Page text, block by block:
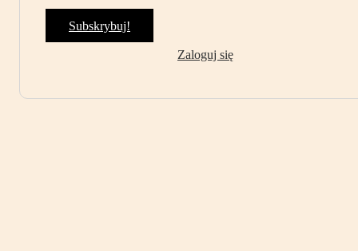
Subskrybuj!
Zaloguj się